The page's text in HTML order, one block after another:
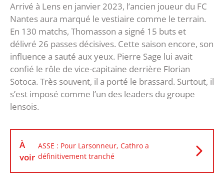
Arrivé à Lens en janvier 2023, l’ancien joueur du FC
Nantes aura marqué le vestiaire comme le terrain.
En 130 matchs, Thomasson a signé 15 buts et
délivré 26 passes décisives. Cette saison encore, son
influence a sauté aux yeux. Pierre Sage lui avait
confié le rôle de vice-capitaine derrière Florian
Sotoca. Très souvent, il a porté le brassard. Surtout, il
s’est imposé comme l’un des leaders du groupe
lensois.
À
voir
ASSE : Pour Larsonneur, Cathro a
définitivement tranché